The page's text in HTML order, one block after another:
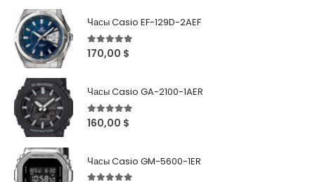
Часы Casio EF-129D-2AEF
5out of 5
170,00 $
Часы Casio GA-2100-1AER
5out of 5
160,00 $
Часы Casio GM-5600-1ER